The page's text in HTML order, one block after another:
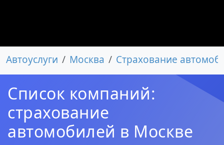
Автоуслуги Москва Страхование
Список компаний:
страхование
автомобилей в Москве